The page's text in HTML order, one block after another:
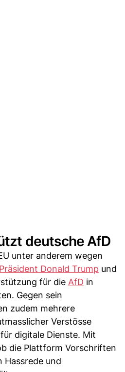
deutsche AfD
unter anderem wegen
Donald Trump und
für die AfD in
Gegen sein
zudem mehrere
Verstösse
digitale Dienste. Mit
die Plattform Vorschriften
Hassrede und